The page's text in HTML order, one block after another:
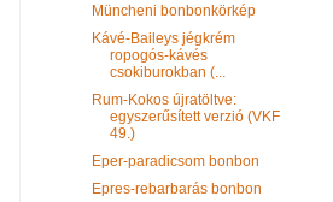
Müncheni bonbonkörkép
Kávé-Baileys jégkrém
ropogós-kávés
csokiburokban (...
Rum-Kokos újratöltve:
egyszerűsített verzió (VKF
49.)
Eper-paradicsom bonbon
Epres-rebarbarás bonbon